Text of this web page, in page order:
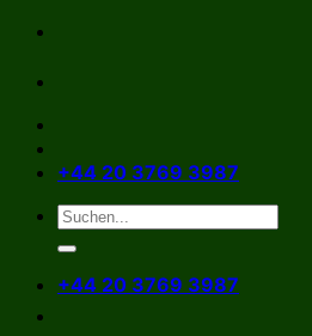
Zum
springen
+44 20 3769 3987
+44 20 3769 3987